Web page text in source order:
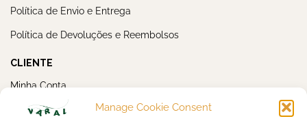
Manage Cookie Consent
Política de Envio e Entrega
Política de Devoluções e Reembolsos
CLIENTE
Minha Conta
Meus Pedidos